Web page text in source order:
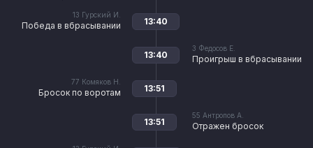
13 Гурский И.
Победа в вбрасывании 13:40
3 Федосов Е.
Проигрыш в вбрасывании
13:40
77 Комяков Н.
Бросок по воротам 13:51
55 Антропов А.
Отражен бросок
13:51